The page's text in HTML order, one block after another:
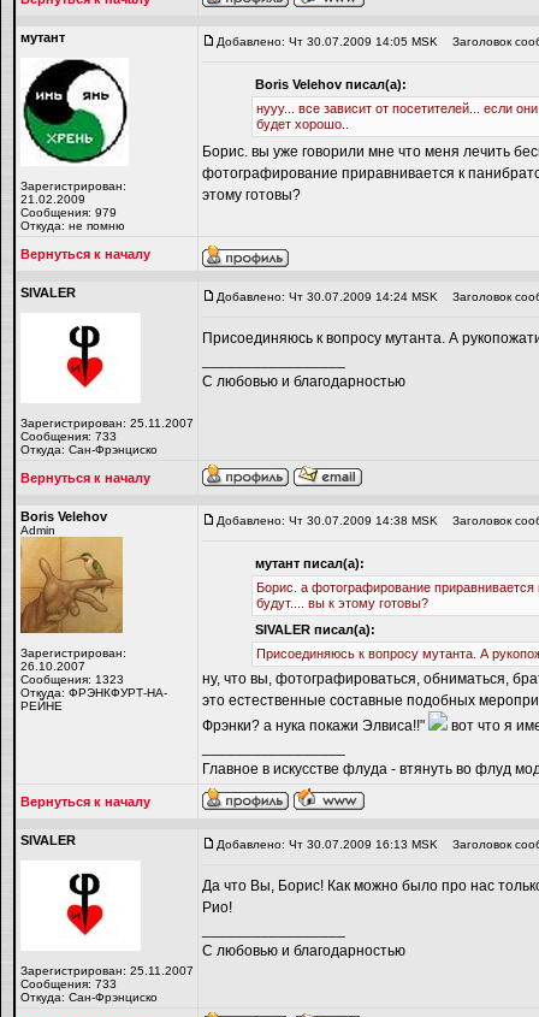
мутант
Зарегистрирован:
21.02.2009
Сообщения: 979
Откуда: не помню
Добавлено: Чт 30.07.2009 14:05 MSK Заголовок
Boris Velehov писал(а):
нууу... все зависит от посетителей... если
будет хорошо..
Борис. вы уже говорили мне что меня лечить
фотографирование приравнивается к
этому готовы?
Вернуться к началу
SIVALER
Зарегистрирован: 25.11.2007
Сообщения: 733
Откуда: Сан-Фрэнциско
Добавлено: Чт 30.07.2009 14:24 MSK Заголовок
Присоединяюсь к вопросу мутанта. А
С любовью и благодарностью
Вернуться к началу
Boris Velehov
Admin
Зарегистрирован:
26.10.2007
Сообщения: 1323
Откуда: ФРЭНКФУРТ-НА-
РЕЙНЕ
Добавлено: Чт 30.07.2009 14:38 MSK Заголовок
мутант писал(а):
Борис. а фотографирование приравнивается
будут.... вы к этому готовы?
SIVALER писал(а):
Присоединяюсь к вопросу мутанта. А
ну, что вы, фотографироваться, обниматься,
это естественные составные подобных
Фрэнки? а нука покажи Элвиса!!"
вот что я
Главное в искусстве флуда - втянуть во флуд
Вернуться к началу
SIVALER
Зарегистрирован: 25.11.2007
Сообщения: 733
Откуда: Сан-Фрэнциско
Добавлено: Чт 30.07.2009 16:13 MSK Заголовок
Да что Вы, Борис! Как можно было про нас
Рио!
С любовью и благодарностью